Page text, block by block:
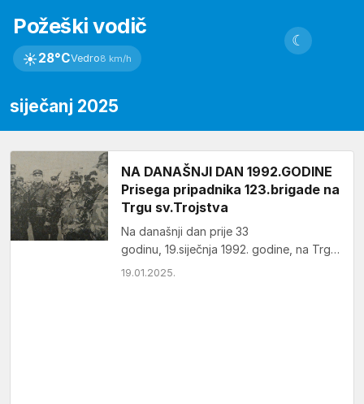
Požeški vodič
☀28°CVedro8 km/h
☾
siječanj 2025
NA DANAŠNJI DAN 1992.GODINE
Prisega pripadnika 123.brigade na
Trgu sv.Trojstva
Na današnji dan prije 33
godinu, 19.siječnja 1992. godine, na Trgu
Svetog Trojstva u Požegi održano je
19.01.2025.